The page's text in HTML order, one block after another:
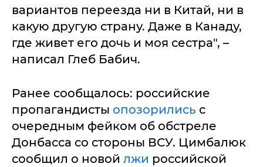
вариантов переезда ни в Китай, ни в
какую другую страну. Даже в Канаду,
где живет его дочь и моя сестра", –
написал Глеб Бабич.
Ранее сообщалось: российские
пропагандисты опозорились с
очередным фейком об обстреле
Донбасса со стороны ВСУ. Цимбалюк
сообщил о новой лжи российской